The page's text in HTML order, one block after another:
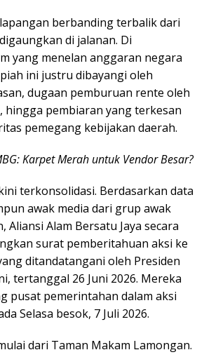
berbanding terbalik dari
di jalanan. Di
yang menelan anggaran negara
ini justru dibayangi oleh
dugaan pemburuan rente oleh
hingga pembiaran yang terkesan
pemegang kebijakan daerah.
Karpet Merah untuk Vendor Besar?
terkonsolidasi. Berdasarkan data
awak media dari grup awak
Aliansi Alam Bersatu Jaya secara
surat pemberitahuan aksi ke
ditandatangani oleh Presiden
tertanggal 26 Juni 2026. Mereka
pusat pemerintahan dalam aksi
Selasa besok, 7 Juli 2026.
dari Taman Makam Lamongan.